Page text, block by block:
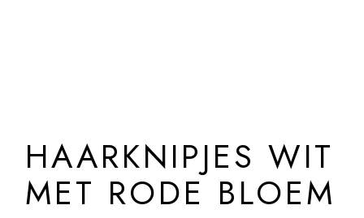
HAARKNIPJES WIT
MET RODE BLOEM